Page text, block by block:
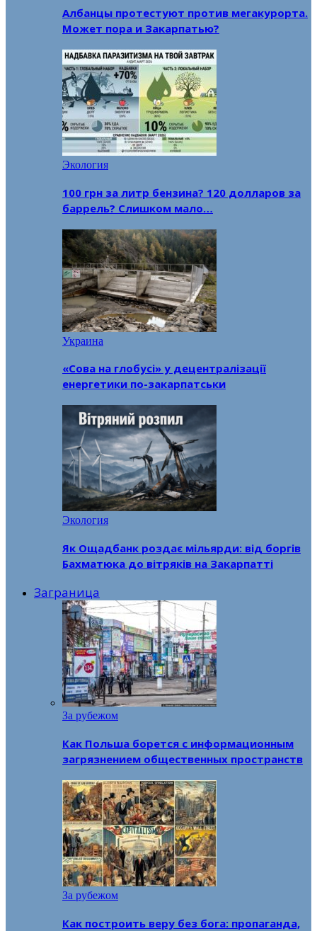
Албанцы протестуют против мегакурорта.
Может пора и Закарпатью?
Экология
100 грн за литр бензина? 120 долларов за
баррель? Слишком мало…
Украина
«Сова на глобусі» у децентралізації
енергетики по-закарпатськи
Экология
Як Ощадбанк роздає мільярди: від боргів
Бахматюка до вітряків на Закарпатті
Заграница
За рубежом
Как Польша борется с информационным
загрязнением общественных пространств
За рубежом
Как построить веру без бога: пропаганда,